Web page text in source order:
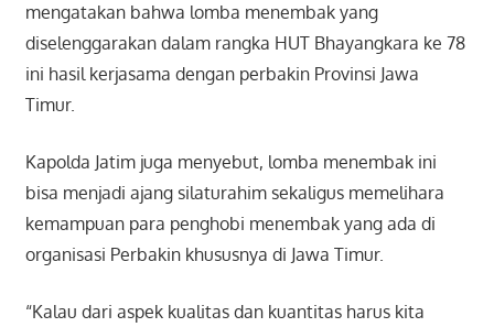
mengatakan bahwa lomba menembak yang
diselenggarakan dalam rangka HUT Bhayangkara ke 78
ini hasil kerjasama dengan perbakin Provinsi Jawa
Timur.
Kapolda Jatim juga menyebut, lomba menembak ini
bisa menjadi ajang silaturahim sekaligus memelihara
kemampuan para penghobi menembak yang ada di
organisasi Perbakin khususnya di Jawa Timur.
“Kalau dari aspek kualitas dan kuantitas harus kita